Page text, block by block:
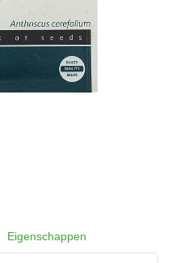
Eigenschappen